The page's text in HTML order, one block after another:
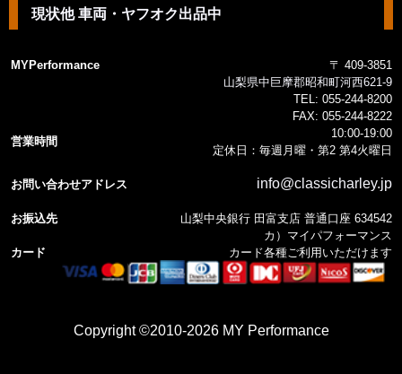
現状他 車両・ヤフオク出品中
MYPerformance
〒 409-3851
山梨県中巨摩郡昭和町河西621-9
TEL: 055-244-8200
FAX: 055-244-8222
営業時間
10:00-19:00
定休日：毎週月曜・第2 第4火曜日
お問い合わせアドレス info@classicharley.jp
お振込先
山梨中央銀行 田富支店 普通口座 634542
カ）マイパフォーマンス
カード
カード各種ご利用いただけます
Copyright ©2010-2026 MY Performance